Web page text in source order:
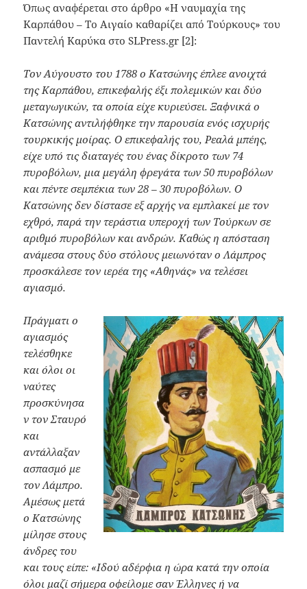
Όπως αναφέρεται στο άρθρο «Η ναυμαχία της
Καρπάθου – Το Αιγαίο καθαρίζει από Τούρκους» του
Παντελή Καρύκα στο SLPress.gr [2]:
Τον Αύγουστο του 1788 ο Κατσώνης έπλεε ανοιχτά
της Καρπάθου, επικεφαλής έξι πολεμικών και δύο
μεταγωγικών, τα οποία είχε κυριεύσει. Ξαφνικά ο
Κατσώνης αντιλήφθηκε την παρουσία ενός ισχυρής
τουρκικής μοίρας. Ο επικεφαλής του, Ρεαλά μπέης,
είχε υπό τις διαταγές του ένας δίκροτο των 74
πυροβόλων, μια μεγάλη φρεγάτα των 50 πυροβόλων
και πέντε σεμπέκια των 28 – 30 πυροβόλων. Ο
Κατσώνης δεν δίστασε εξ αρχής να εμπλακεί με τον
εχθρό, παρά την τεράστια υπεροχή των Τούρκων σε
αριθμό πυροβόλων και ανδρών. Καθώς η απόσταση
ανάμεσα στους δύο στόλους μειωνόταν ο Λάμπρος
προσκάλεσε τον ιερέα της «Αθηνάς» να τελέσει
αγιασμό.
Πράγματι ο
αγιασμός
τελέσθηκε
και όλοι οι
ναύτες
προσκύνησα
ν τον Σταυρό
και
αντάλλαξαν
ασπασμό με
τον Λάμπρο.
Αμέσως μετά
ο Κατσώνης
μίλησε στους
άνδρες του
και τους είπε: «Ιδού αδέρφια η ώρα κατά την οποία
όλοι μαζί σήμερα οφείλομε σαν Έλληνες ή να